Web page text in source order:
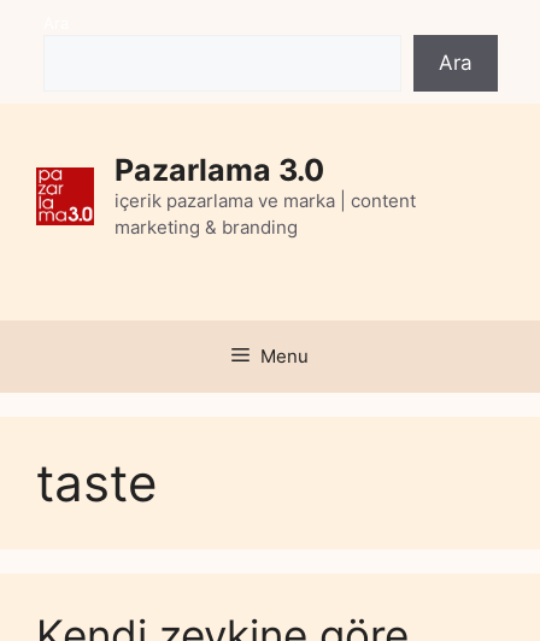
Ara
Pazarlama 3.0
içerik pazarlama ve marka | content
marketing & branding
Menu
taste